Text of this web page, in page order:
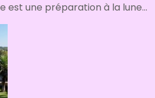
est une préparation à la lune...